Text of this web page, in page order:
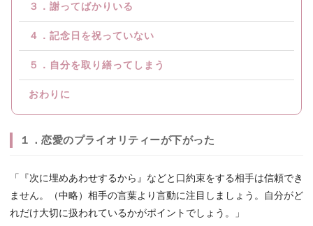
３．謝ってばかりいる
４．記念日を祝っていない
５．自分を取り繕ってしまう
おわりに
１．恋愛のプライオリティーが下がった
「『次に埋めあわせするから』などと口約束をする相手は信頼でき
ません。（中略）相手の言葉より言動に注目しましょう。自分がど
れだけ大切に扱われているかがポイントでしょう。」